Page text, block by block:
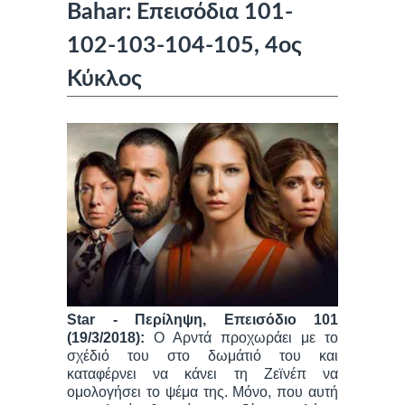
Bahar: Επεισόδια 101-
102-103-104-105, 4ος
Κύκλος
Star - Περίληψη, Επεισόδιο 101
(19/3/2018): Ο Αρντά προχωράει με το
σχέδιό του στο δωμάτιό του και
καταφέρνει να κάνει τη Ζεϊνέπ να
ομολογήσει το ψέμα της. Μόνο, που αυτή